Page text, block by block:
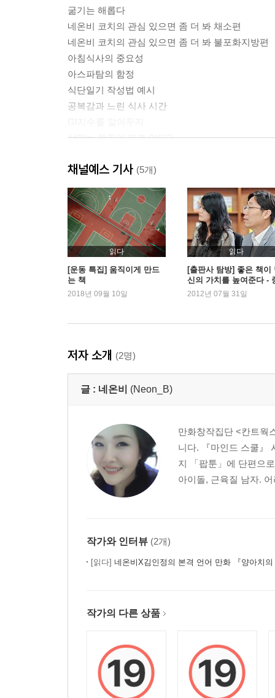
굶기는 해롭다
네온비 코치의 관심 있으면 좀 더 봐 채소편
네온비 코치의 관심 있으면 좀 더 봐 불포화지방편
아침식사의 중요성
아스파탐의 함정
식단일기 작성법 예시
공복감과 느린 식사 시간
살찌는 체질이 따로 있다?
원 푸드 다이어트의 위험성
다이어트에는 육류는 나쁠까?
음식의 열량을 판단하는 방법
간식은 무엇을 먹을까?
치팅 데이의 개념
물을 많이 마시면 좋은 이유
본문편
지방은 줄이고 근육을 늘려야 진정한 다이어트의
식품 영양 표시와 칼로리의 실제
헬스장을 고르는 방법
헬스장에서의 옷차림
수지의 식단
다이어터들의 다이어트를 포기하는 흔하디 흔한
채널예스 기사 (5개)
읽다
[운동 특집] 움직이게 만드
는 책
2018년 09월 10일
읽다
[출판사 탐방] 좋은 책이
신의 가치를 높여준다 -
앙북스
2012년 07월 31일
저자 소개 (2명)
글 : 네온비 (Neon_B)
만화창작집단 <칸트웍
니다. 『마인드 스쿨』
지 「팝툰」에 단편으
아이돌, 근육질 남자.
작가와 인터뷰 (2개)
[읽다] 네온비X김인정의 본격 언어 만화 『양아치
작가의 다른 상품